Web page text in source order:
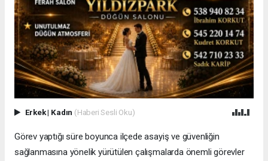
Erkek| Kadın (Haberi Sesli Oku)
Görev yaptığı süre boyunca ilçede asayiş ve güvenliğin
sağlanmasına yönelik yürütülen çalışmalarda önemli görevler